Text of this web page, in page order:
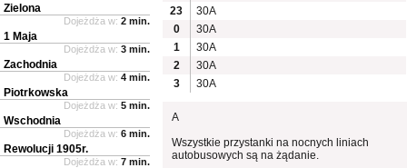
23
30A
0
30A
1
30A
2
30A
3
30A
A
Wszystkie przystanki na nocnych liniach
autobusowych są na żądanie.
Zielona
Dojeżdża w: 2 min.
1 Maja
Dojeżdża w: 3 min.
Zachodnia
Dojeżdża w: 4 min.
Piotrkowska
Dojeżdża w: 5 min.
Wschodnia
Dojeżdża w: 6 min.
Rewolucji 1905r.
Dojeżdża w: 7 min.